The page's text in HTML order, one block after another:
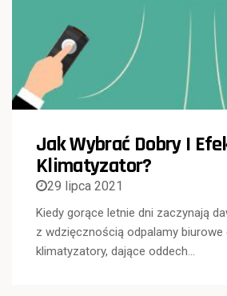
Jak Wybrać Dobry I
Klimatyzator?
29 lipca 2021
Kiedy gorące letnie dni zaczynają
z wdzięcznością odpalamy
klimatyzatory, dające oddech…